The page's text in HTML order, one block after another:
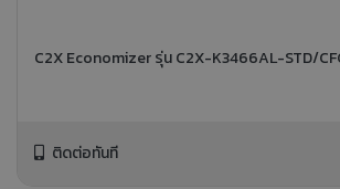
C2X Economizer รุ่น C2X-K3466AL-STD/
ติดต่อทันที